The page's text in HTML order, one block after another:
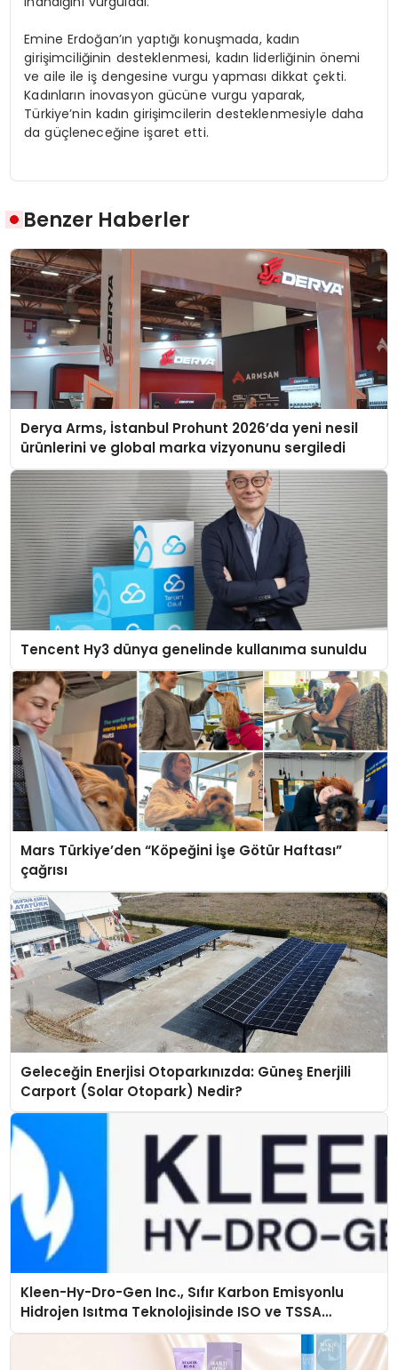
Emine Erdoğan’ın yaptığı konuşmada, kadın
girişimciliğinin desteklenmesi, kadın liderliğinin önemi
ve aile ile iş dengesine vurgu yapması dikkat çekti.
Kadınların inovasyon gücüne vurgu yaparak,
Türkiye’nin kadın girişimcilerin desteklenmesiyle daha
da güçleneceğine işaret etti.
Benzer Haberler
Derya Arms, İstanbul Prohunt 2026’da yeni nesil
ürünlerini ve global marka vizyonunu sergiledi
Tencent Hy3 dünya genelinde kullanıma sunuldu
Mars Türkiye’den “Köpeğini İşe Götür Haftası”
çağrısı
Geleceğin Enerjisi Otoparkınızda: Güneş Enerjili
Carport (Solar Otopark) Nedir?
Kleen-Hy-Dro-Gen Inc., Sıfır Karbon Emisyonlu
Hidrojen Isıtma Teknolojisinde ISO ve TSSA
Düzenleyici Onaylarını Aldı